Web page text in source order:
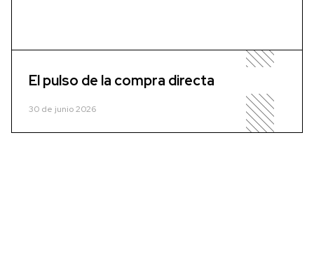
El pulso de la compra directa
30 de junio 2026